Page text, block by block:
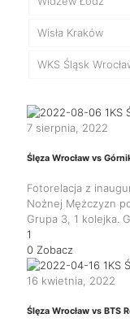
Wisła Kraków
WKS Śląsk
7 sierpnia, 2022
Ślęza Wrocław vs
Fotorelacja z
Nożnej Mężczyzn
Grupa 3, 1 kolejka.
1
0 Zobacz
16 kwietnia, 2022
Ślęza Wrocław vs BTS